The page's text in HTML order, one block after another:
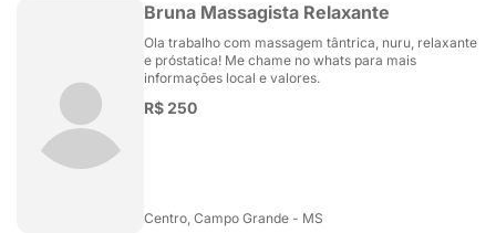
Bruna Massagista Relaxante
Ola trabalho com massagem tântrica, nuru, relaxante
e próstatica! Me chame no whats para mais
informações local e valores.
R$ 250
Centro, Campo Grande - MS